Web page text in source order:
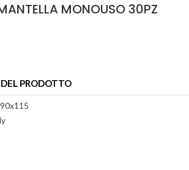
MONOUSO 30PZ
PRODOTTO